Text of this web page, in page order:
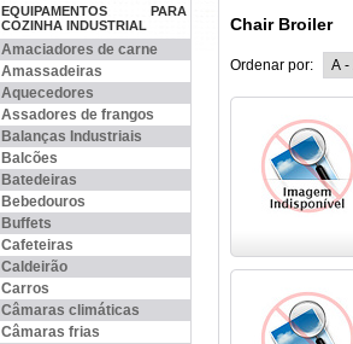
EQUIPAMENTOS PARA
COZINHA INDUSTRIAL
Amaciadores de carne
Amassadeiras
Aquecedores
Assadores de frangos
Balanças Industriais
Balcões
Batedeiras
Bebedouros
Buffets
Cafeteiras
Caldeirão
Carros
Câmaras climáticas
Câmaras frias
Chair Broiler
Ordenar por: